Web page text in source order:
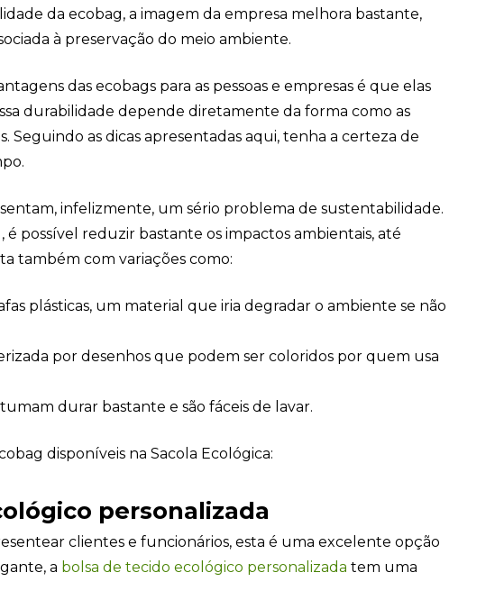
da ecobag, a imagem da empresa melhora bastante,
à preservação do meio ambiente.
das ecobags para as pessoas e empresas é que elas
durabilidade depende diretamente da forma como as
Seguindo as dicas apresentadas aqui, tenha a certeza de
infelizmente, um sério problema de sustentabilidade.
é possível reduzir bastante os impactos ambientais, até
também com variações como:
plásticas, um material que iria degradar o ambiente se não
por desenhos que podem ser coloridos por quem usa
durar bastante e são fáceis de lavar.
disponíveis na Sacola Ecológica:
personalizada
clientes e funcionários, esta é uma excelente opção
a bolsa de tecido ecológico personalizada tem uma
online
+55
Eu concordo em receber comunicações.
privacidade, utilizaremos seus dados apenas para fins de
marketing. Você pode alterar suas preferências a qualquer